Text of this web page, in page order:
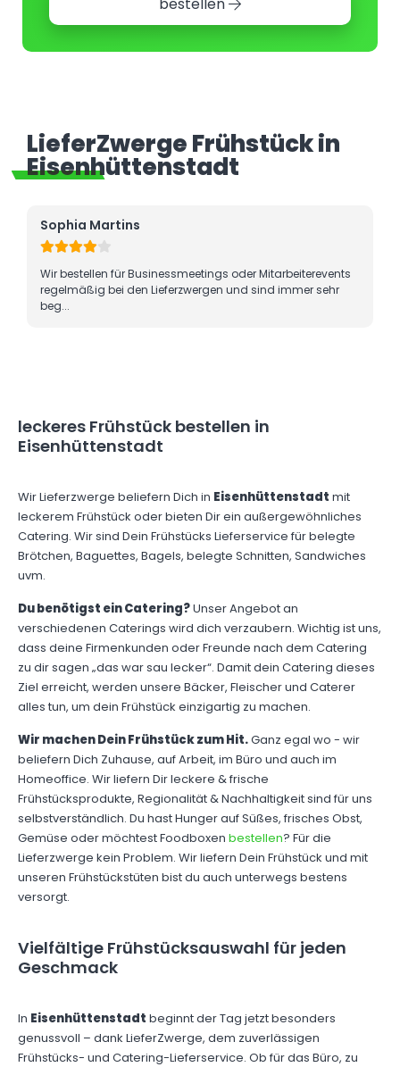
LieferZwerge Frühstück in
Eisenhüttenstadt
Sophia Martins
Wir bestellen für Businessmeetings oder Mitarbeiterevents
regelmäßig bei den Lieferzwergen und sind immer sehr
beg...
leckeres Frühstück bestellen in
Eisenhüttenstadt
Wir Lieferzwerge beliefern Dich in Eisenhüttenstadt mit
leckerem Frühstück oder bieten Dir ein außergewöhnliches
Catering. Wir sind Dein Frühstücks Lieferservice für belegte
Brötchen, Baguettes, Bagels, belegte Schnitten, Sandwiches
uvm.
Du benötigst ein Catering?Unser Angebot an
verschiedenen Caterings wird dich verzaubern. Wichtig ist uns,
dass deine Firmenkunden oder Freunde nach dem Catering
zu dir sagen „das war sau lecker“. Damit dein Catering dieses
Ziel erreicht, werden unsere Bäcker, Fleischer und Caterer
alles tun, um dein Frühstück einzigartig zu machen.
Wir machen Dein Frühstück zum Hit.Ganz egal wo - wir
beliefern Dich Zuhause, auf Arbeit, im Büro und auch im
Homeoffice. Wir liefern Dir leckere & frische
Frühstücksprodukte, Regionalität & Nachhaltigkeit sind für uns
selbstverständlich. Du hast Hunger auf Süßes, frisches Obst,
Gemüse oder möchtest Foodboxen bestellen? Für die
Lieferzwerge kein Problem. Wir liefern Dein Frühstück und mit
unseren Frühstückstüten bist du auch unterwegs bestens
versorgt.
Vielfältige Frühstücksauswahl für jeden
Geschmack
In Eisenhüttenstadt beginnt der Tag jetzt besonders
genussvoll – dank LieferZwerge, dem zuverlässigen
Frühstücks- und Catering-Lieferservice. Ob für das Büro, zu